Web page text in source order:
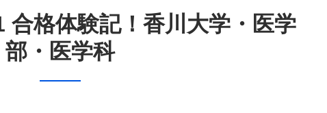
合格体験記！香川大学・医学
部・医学科